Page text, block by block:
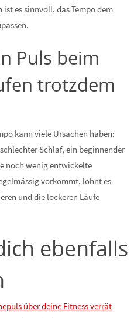
es sinnvoll, das Tempo dem
Puls beim
trotzdem
kann viele Ursachen haben:
Schlaf, ein beginnender
noch wenig entwickelte
vorkommt, lohnt es
und die lockeren Läufe
ebenfalls
über deine Fitness verrät